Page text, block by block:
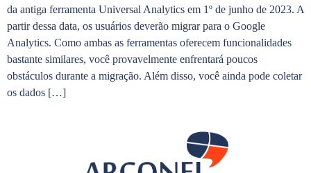
da antiga ferramenta Universal Analytics em 1º de junho de 2023. A
partir dessa data, os usuários deverão migrar para o Google
Analytics. Como ambas as ferramentas oferecem funcionalidades
bastante similares, você provavelmente enfrentará poucos
obstáculos durante a migração. Além disso, você ainda pode coletar
os dados […]